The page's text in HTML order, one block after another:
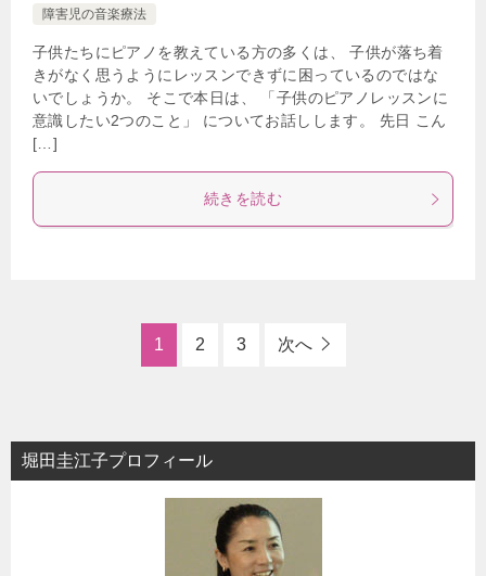
障害児の音楽療法
子供たちにピアノを教えている方の多くは、 子供が落ち着
きがなく思うようにレッスンできずに困っているのではな
いでしょうか。 そこで本日は、 「子供のピアノレッスンに
意識したい2つのこと」 についてお話しします。 先日 こん
[…]
続きを読む
1 2 3 次へ
堀田圭江子プロフィール